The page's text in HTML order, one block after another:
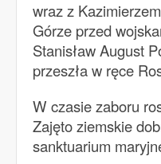
wraz z
Górze przed
Stanisław August
przeszła w ręce
W czasie zaboru
Zajęto ziemskie
sanktuarium